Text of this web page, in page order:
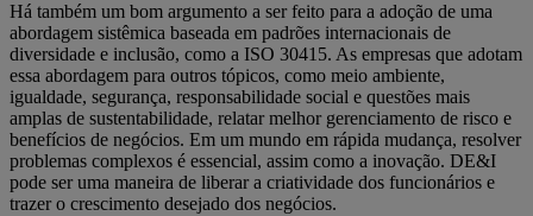
Há também um bom argumento a ser feito para a adoção de uma
abordagem sistêmica baseada em padrões internacionais de
diversidade e inclusão, como a ISO 30415. As empresas que adotam
essa abordagem para outros tópicos, como meio ambiente,
igualdade, segurança, responsabilidade social e questões mais
amplas de sustentabilidade, relatar melhor gerenciamento de risco e
benefícios de negócios. Em um mundo em rápida mudança, resolver
problemas complexos é essencial, assim como a inovação. DE&I
pode ser uma maneira de liberar a criatividade dos funcionários e
trazer o crescimento desejado dos negócios.